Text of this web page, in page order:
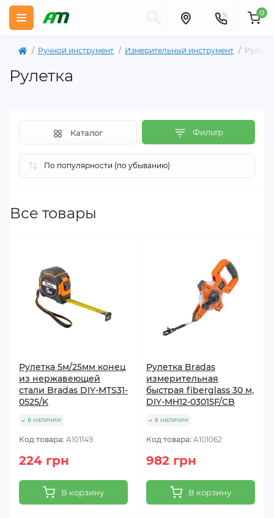
0
Ручной инструмент Измерительный инструмент
Рулетка
Фильтр
Каталог
Все товары
Рулетка 5м/25мм конец
из нержавеющей
стали Bradas DIY-MTS31-
0525/K
в наличии
Код товара: A101149
224 грн
В корзину
Рулетка Bradas
измерительная
быстрая fiberglass 30 м,
DIY-MH12-03015F/CB
в наличии
Код товара: A101062
982 грн
В корзину